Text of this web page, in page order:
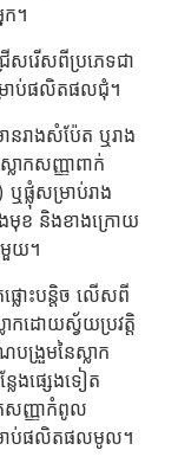
ក។
សរើសពីប្រភេទជា
រាប់ផលិតផលជុំ។
នរាងសំប៉ែត ឬរាង
លាកសញ្ញាពាក់
ផ្លុំសម្រាប់រាង
ងមុខ និងខាងក្រោយ
មួយ។
ោះបន្តិច លើសពី
ាកដោយស្វ័យប្រវត្តិ
បង្រួមនៃស្លាក
ែងផ្សេងទៀត
សញ្ញាកំពូល
ាប់ផលិតផលមូល។